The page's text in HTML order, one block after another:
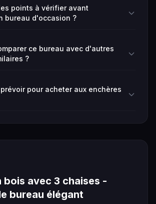
points à vérifier avant
bureau d'occasion ?
ce bureau avec d'autres
?
pour acheter aux enchères
bois avec 3 chaises -
bureau élégant